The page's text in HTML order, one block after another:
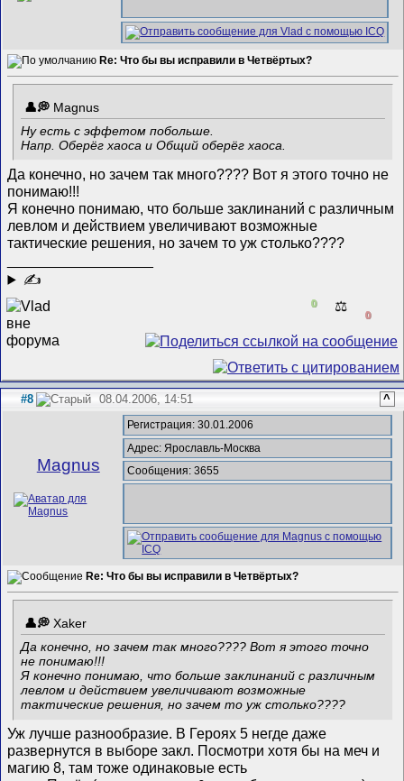
Re: Что бы вы исправили в Четвёртых?
Magnus
Ну есть с эффетом побольше.
Напр. Оберёг хаоса и Общий оберёг хаоса.
Да конечно, но зачем так много???? Вот я этого точно не
понимаю!!!
Я конечно понимаю, что больше заклинаний с различным
левлом и действием увеличивают возможные
тактические решения, но зачем то уж столько????
✍
0 ⚖️
0
#8 08.04.2006, 14:51 ^
Magnus
Регистрация: 30.01.2006
Адрес: Ярославль-Москва
Сообщения: 3655
Re: Что бы вы исправили в Четвёртых?
Xaker
Да конечно, но зачем так много???? Вот я этого точно
не понимаю!!!
Я конечно понимаю, что больше заклинаний с различным
левлом и действием увеличивают возможные
тактические решения, но зачем то уж столько????
Уж лучше разнообразие. В Героях 5 негде даже
развернутся в выборе закл. Посмотри хотя бы на меч и
магию 8, там тоже одинаковые есть